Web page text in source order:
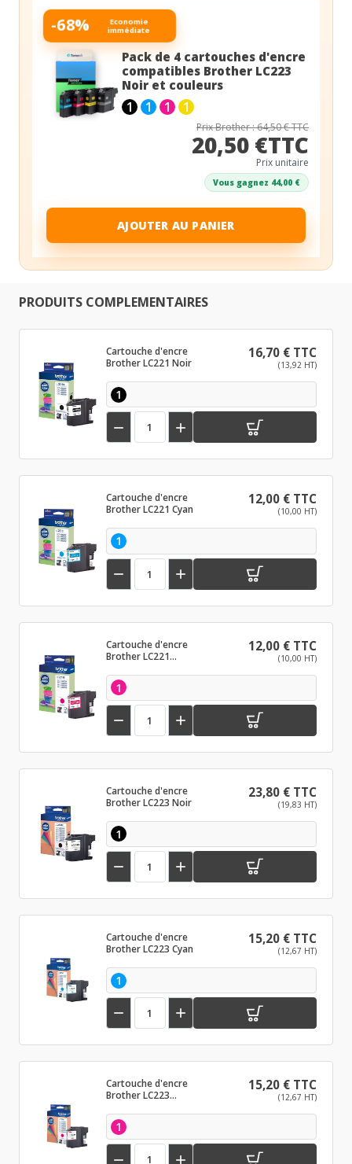
-68%
Economie
immédiate
Pack de 4 cartouches d'encre
compatibles Brother LC223
Noir et couleurs
1 1 1 1
Prix Brother : 64,50 € TTC
20,50 €TTC
Prix unitaire
Vous gagnez 44,00 €
AJOUTER AU PANIER
PRODUITS COMPLEMENTAIRES
Cartouche d'encre
Brother LC221 Noir
16,70 € TTC
(13,92 HT)
1
 
Cartouche d'encre
Brother LC221 Cyan
12,00 € TTC
(10,00 HT)
1
 
Cartouche d'encre
Brother LC221
12,00 € TTC
(10,00 HT)
1
 
Cartouche d'encre
Brother LC223 Noir
23,80 € TTC
(19,83 HT)
1
 
Cartouche d'encre
Brother LC223 Cyan
15,20 € TTC
(12,67 HT)
1
 
Cartouche d'encre
Brother LC223
15,20 € TTC
(12,67 HT)
1
 